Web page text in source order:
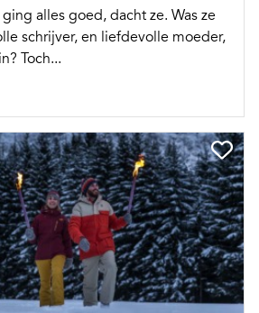
alles goed, dacht ze. Was ze
schrijver, en liefdevolle moeder,
Toch...